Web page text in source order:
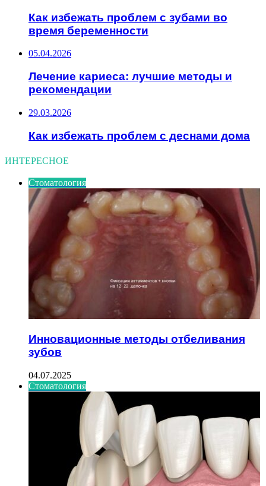
Как избежать проблем с зубами во
время беременности
05.04.2026
Лечение кариеса: лучшие методы и
рекомендации
29.03.2026
Как избежать проблем с деснами дома
ИНТЕРЕСНОЕ
Стоматология
Инновационные методы отбеливания
зубов
04.07.2025
Стоматология